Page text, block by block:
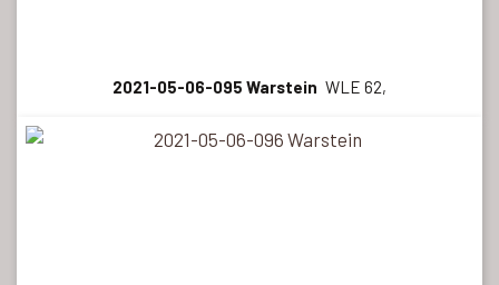
2021-05-06-095 Warstein WLE 62,